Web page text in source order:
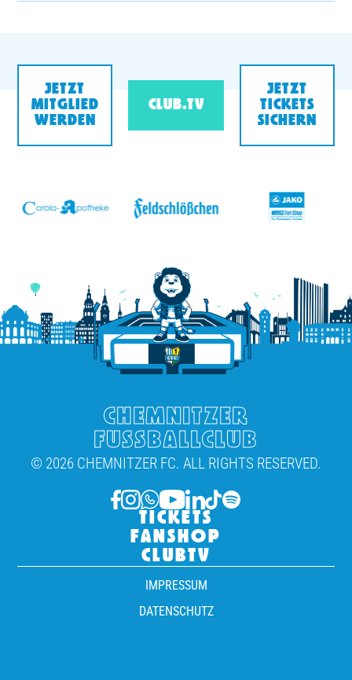
JETZT
MITGLIED
WERDEN
CLUB.TV
JETZT
TICKETS
SICHERN
CHEMNITZER
FUSSBALLCLUB
© 2026 CHEMNITZER FC. ALL RIGHTS RESERVED.
TICKETS
FANSHOP
CLUBTV
IMPRESSUM
DATENSCHUTZ